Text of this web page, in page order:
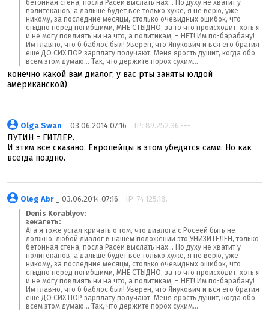
бетонная стена, посла Расеи выслать нах... Но духу не хватит у
политеканов, а дальше будет все только хуже, я не верю, уже
никому, за последние месяцы, столько очевидных ошибок, что
стыдно перед погибшими, МНЕ СТЫДНО, за то что происходит, хоть я
и не могу повлиять ни на что, а политикам, – НЕТ! Им по-барабану!
Им главно, что б баблос был! Уверен, что Янукович и вся его братия
еще ДО СИХ ПОР зарплату получают. Меня ярость душит, когда обо
всем этом думаю... Так, что держите порох сухим...
конечно какой вам диалог, у вас рты заняты юлдой
американской)
Olga Swan _ 03.06.2014 07:16 IP: 89.252.36.---
ПУТИН = ГИТЛЕР.
И этим все сказано. Европейцы в этом убедятся сами. Но как
всегда поздно.
Oleg Abr_ 03.06.2014 07:16 IP: 74.125.18.---
Denis Korablyov:
зекагеть:
Ага я тоже устал кричать о том, что диалога с Росеей быть не
должно, любой диалог в нашем положении это УНИЗИТЕЛЕН, только
бетонная стена, посла Расеи выслать нах... Но духу не хватит у
политеканов, а дальше будет все только хуже, я не верю, уже
никому, за последние месяцы, столько очевидных ошибок, что
стыдно перед погибшими, МНЕ СТЫДНО, за то что происходит, хоть я
и не могу повлиять ни на что, а политикам, – НЕТ! Им по-барабану!
Им главно, что б баблос был! Уверен, что Янукович и вся его братия
еще ДО СИХ ПОР зарплату получают. Меня ярость душит, когда обо
всем этом думаю... Так, что держите порох сухим...